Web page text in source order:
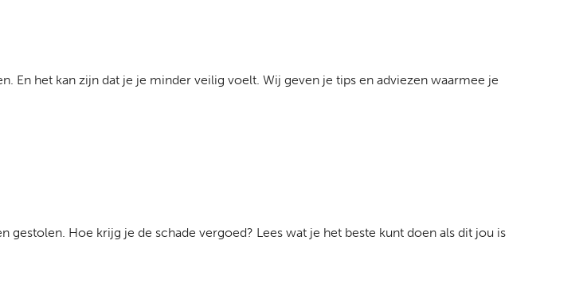
En het kan zijn dat je je minder veilig voelt. Wij geven je tips en adviezen waarmee je
gestolen. Hoe krijg je de schade vergoed? Lees wat je het beste kunt doen als dit jou is